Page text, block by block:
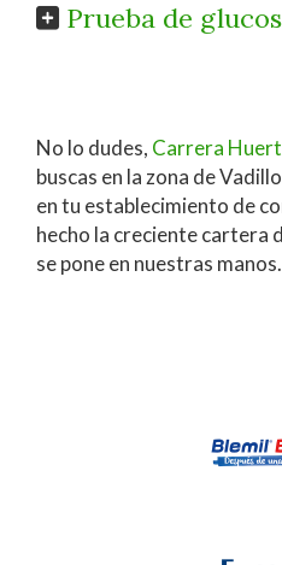
Prueba de
No lo dudes, Carrera
buscas en la zona de
en tu establecimiento de
hecho la creciente cartera
se pone en nuestras